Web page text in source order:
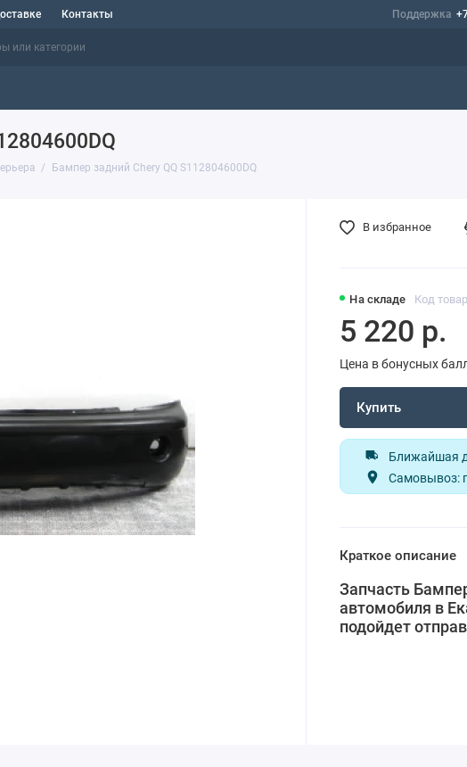
Контакты Поддержка
Бампер задний Chery QQ S112804600DQ
На складе Код
5 220 р.
Цена в бонусных
Купить
Ближайшая
Самовывоз:
В избранное
Краткое описание
Запчасть
автомобиля в
подойдет